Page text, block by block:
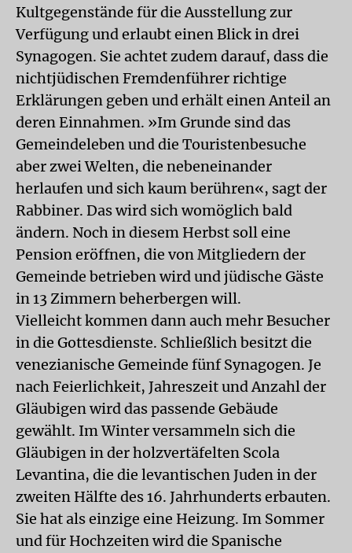
Kultgegenstände für die Ausstellung zur
Verfügung und erlaubt einen Blick in drei
Synagogen. Sie achtet zudem darauf, dass die
nichtjüdischen Fremdenführer richtige
Erklärungen geben und erhält einen Anteil an
deren Einnahmen. »Im Grunde sind das
Gemeindeleben und die Touristenbesuche
aber zwei Welten, die nebeneinander
herlaufen und sich kaum berühren«, sagt der
Rabbiner. Das wird sich womöglich bald
ändern. Noch in diesem Herbst soll eine
Pension eröffnen, die von Mitgliedern der
Gemeinde betrieben wird und jüdische Gäste
in 13 Zimmern beherbergen will.
Vielleicht kommen dann auch mehr Besucher
in die Gottesdienste. Schließlich besitzt die
venezianische Gemeinde fünf Synagogen. Je
nach Feierlichkeit, Jahreszeit und Anzahl der
Gläubigen wird das passende Gebäude
gewählt. Im Winter versammeln sich die
Gläubigen in der holzvertäfelten Scola
Levantina, die die levantischen Juden in der
zweiten Hälfte des 16. Jahrhunderts erbauten.
Sie hat als einzige eine Heizung. Im Sommer
und für Hochzeiten wird die Spanische